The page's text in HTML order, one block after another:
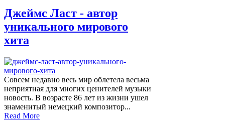
Джеймс Ласт - автор
уникального мирового
хита
Совсем недавно весь мир облетела весьма
неприятная для многих ценителей музыки
новость. В возрасте 86 лет из жизни ушел
знаменитый немецкий композитор...
Read More